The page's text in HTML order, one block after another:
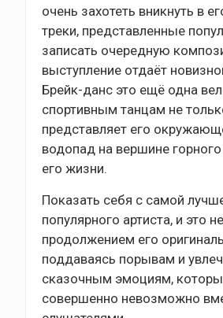
очень захотеть вникнуть в
треки, представленные
записать очередную
выступление отдаёт
Брейк-данс это ещё одна
спортивным танцам не
представляет его
водопад на вершине
его жизни.
Показать себя с самой
популярного артиста, и это
продолжением его
поддаваясь порывам и
сказочным эмоциям,
совершенно невозможно